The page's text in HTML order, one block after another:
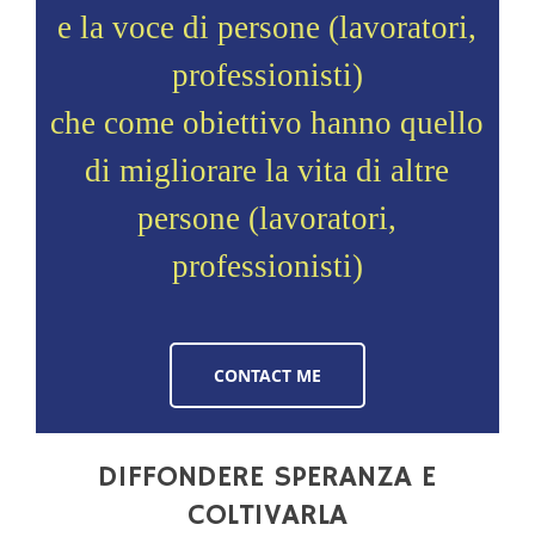
e la voce di persone (lavoratori,
professionisti)
che come obiettivo hanno quello
di migliorare la vita di altre
persone (lavoratori,
professionisti)
CONTACT ME
DIFFONDERE SPERANZA E
COLTIVARLA